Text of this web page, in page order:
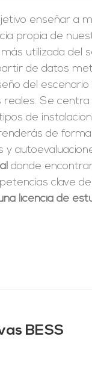
enseñar a
propia de
utilizada del
de datos
del
reales. Se
de
de
donde
clave
licencia de
BESS